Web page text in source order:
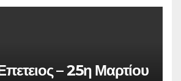
– 25η Μαρτίου